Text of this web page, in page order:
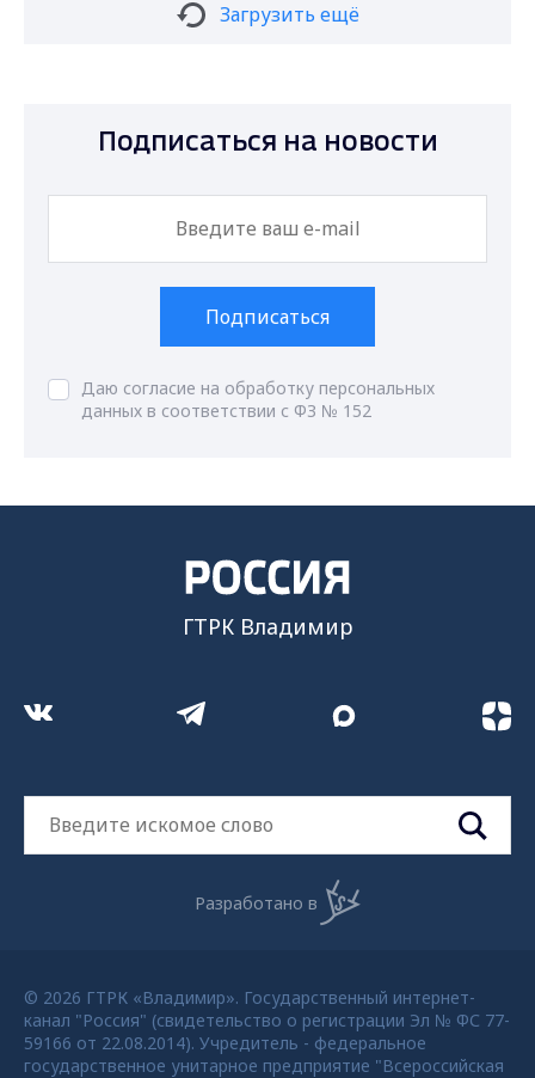
Загрузить ещё
Подписаться на новости
Подписаться
Даю согласие на обработку персональных
данных в соответствии с ФЗ № 152
ГТРК Владимир
Разработано в
© 2026 ГТРК «Владимир». Государственный интернет-
канал "Россия" (свидетельство о регистрации Эл № ФС 77-
59166 от 22.08.2014). Учредитель - федеральное
государственное унитарное предприятие "Всероссийская